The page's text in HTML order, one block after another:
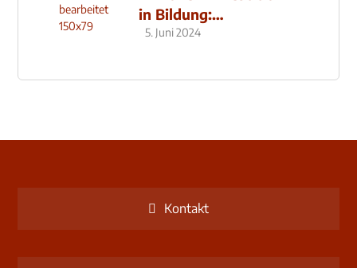
in Bildung:
Schulzentrum-Neubau
5. Juni 2024
Kontakt